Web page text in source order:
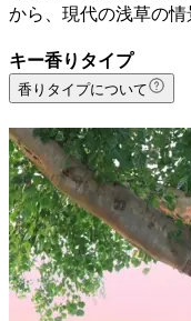
から、現代の浅草の情
キー香りタイプ
香りタイプについて